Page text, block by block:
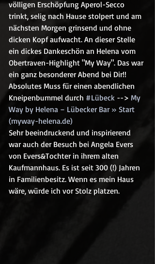
völligen Erschöpfung Aperol-Secco
trinkt, selig nach Hause stolpert und am
nächsten Morgen grinsend und ohne
dicken Kopf aufwacht. An dieser Stelle
ein dickes Dankeschön an Helena vom
Obertraven-Highlight "My Way". Das war
ein ganz besonderer Abend bei Dir!!
Absolutes Muss für einen abendlichen
Kneipenbummel durch #Lübeck --> My
Way by Helena – Lübecker Bar » Start
(myway-helena.de)
Sehr beeindruckend und inspirierend
war auch der Besuch bei Angela Evers
von Evers&Tochter in ihrem alten
Kaufmannhaus. Es ist seit 300 (!) Jahren
in Familienbesitz. Wenn es mein Haus
wäre, würde ich vor Stolz platzen.